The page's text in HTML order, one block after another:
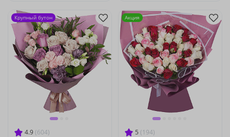
4.9 (604)
Крупный бутон
5 (194)
Акция